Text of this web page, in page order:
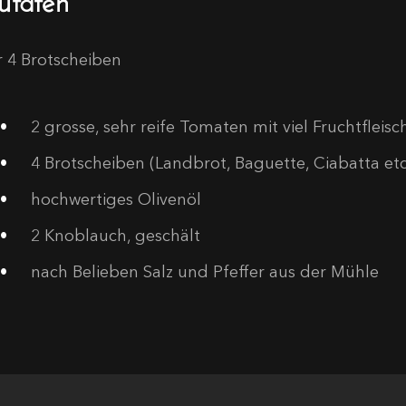
4 Brotscheiben
2 grosse, sehr reife Tomaten mit viel
4 Brotscheiben (Landbrot, Baguette, Ciabatta
hochwertiges Olivenöl
2 Knoblauch, geschält
nach Belieben Salz und Pfeffer aus der Mühle